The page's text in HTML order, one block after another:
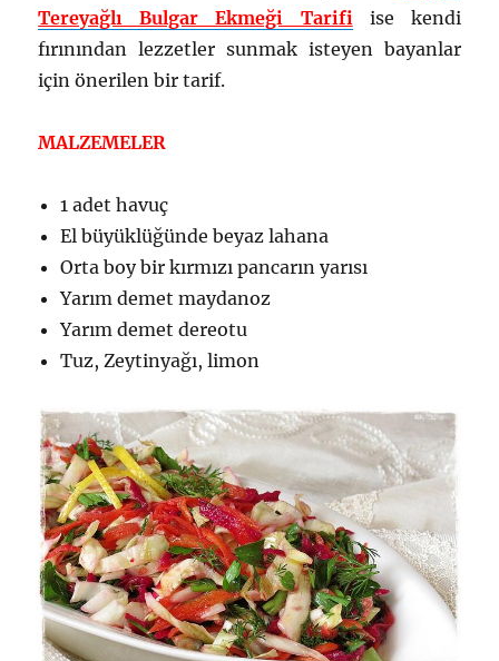
Tereyağlı Bulgar Ekmeği Tarifiise kendi
fırınından lezzetler sunmak isteyen bayanlar
için önerilen bir tarif.
MALZEMELER
1 adet havuç
El büyüklüğünde beyaz lahana
Orta boy bir kırmızı pancarın yarısı
Yarım demet maydanoz
Yarım demet dereotu
Tuz, Zeytinyağı, limon